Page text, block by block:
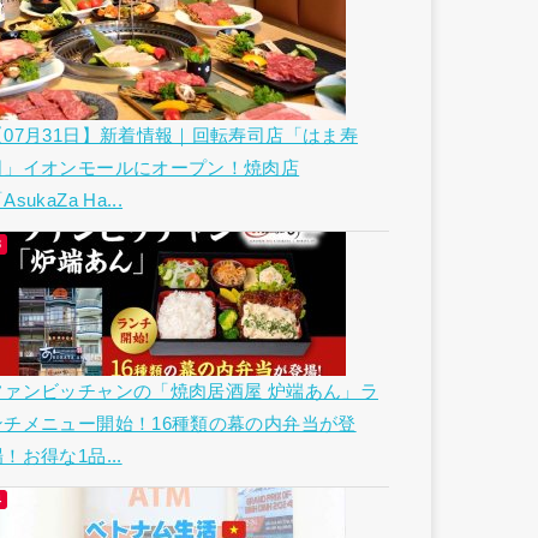
07月31日】新着情報｜回転寿司店「はま寿
」イオンモールにオープン！焼肉店
AsukaZa Ha...
ァンビッチャンの「焼肉居酒屋 炉端あん」ラ
チメニュー開始！16種類の幕の内弁当が登
！お得な1品...